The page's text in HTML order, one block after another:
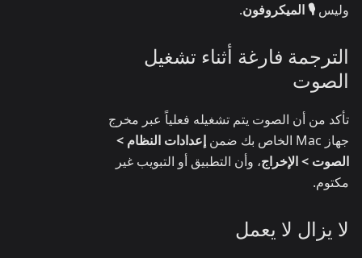
وليس 🎙️ الميكروفون.
الترجمة فارغة أثناء تشغيل
الصوت
تأكد من أن الصوت يتم تشغيله فعلياً عبر مخرج
جهاز Mac الخاص بك ضمن
إعدادات النظام >
الصوت > الإخراج، وأن التطبيق أو التبويب غير
مكتوم.
لا يزال لا يعمل